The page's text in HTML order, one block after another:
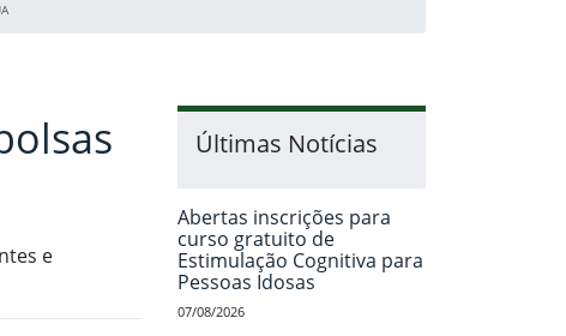
e
Últimas Notícias
Abertas inscrições para
curso gratuito de
Estimulação Cognitiva para
Pessoas Idosas
07/08/2026